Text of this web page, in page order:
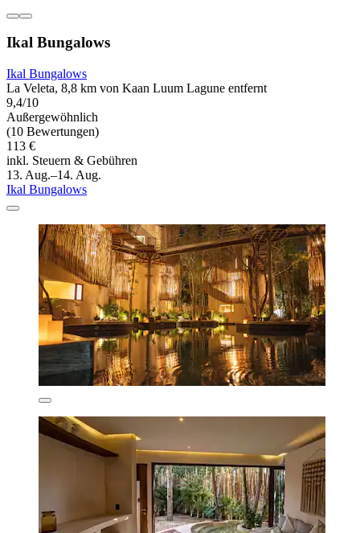
Ikal Bungalows
Ikal Bungalows
La Veleta, 8,8 km von Kaan Luum Lagune entfernt
9,4/10
Außergewöhnlich
(10 Bewertungen)
113 €
inkl. Steuern & Gebühren
13. Aug.–14. Aug.
Ikal Bungalows